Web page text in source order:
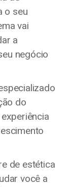
o seu
vai
a
negócio
do
de estética
você a